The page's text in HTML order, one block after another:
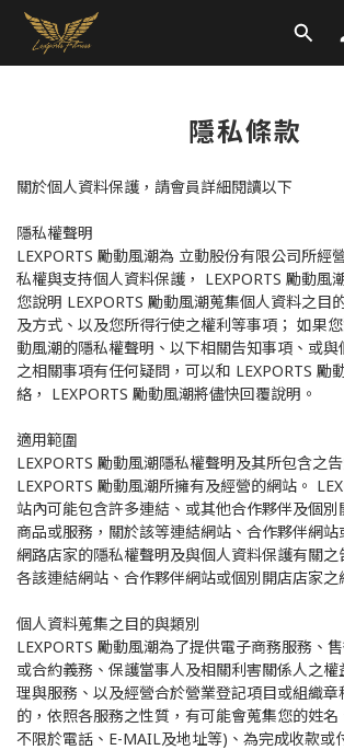
隱私條款
關於個人資料保護，請會員詳細閱讀以下
隱私權聲明
LEXPORTS 勵動風潮為 立動股份有限公司所經
私權與支持個人資料保護， LEXPORTS 勵動風
您說明 LEXPORTS 勵動風潮蒐集個人資料之目
及方式、以及您所得行使之權利等事項； 如果
動風潮的隱私權聲明、以下相關告知事項、或
之相關事項有任何疑問，可以和 LEXPORTS 勵
絡， LEXPORTS 勵動風潮將儘快回覆說明。
適用範圍
LEXPORTS 勵動風潮隱私權聲明及其所包含之
LEXPORTS 勵動風潮所擁有及經營的網站。
站內可能包含許多連結、或其他合作夥伴及個
商品或服務，關於該等連結網站、合作夥伴網
網路店家的隱私權聲明及與個人資料保護有關
各該連結網站、合作夥伴網站或個別開店店家之
個人資料蒐集之目的與類別
LEXPORTS 勵動風潮為了提供電子商務服務、
或合約義務、保護當事人及相關利害關係人之
理與服務、以及經營合於營業登記項目或組織章
的，依照各服務之性質，有可能會蒐集您的姓名
不限於電話、E-MAIL及地址等)、為完成收款或